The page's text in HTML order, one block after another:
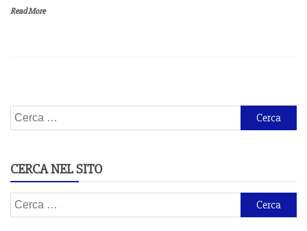
2
Read More
Ricerca
per:
CERCA NEL SITO
Ricerca
per: